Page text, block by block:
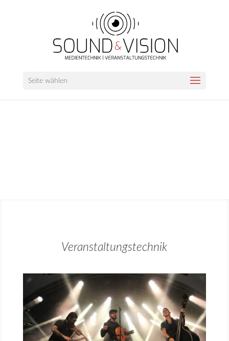
Seite wählen
Veranstaltungstechnik